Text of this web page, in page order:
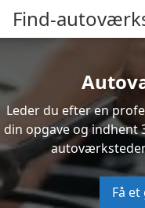
Find-
Leder du efter en
din opgave og
Få